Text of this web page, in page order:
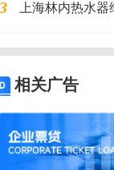
上海林内热水器
样的?)
相关广告